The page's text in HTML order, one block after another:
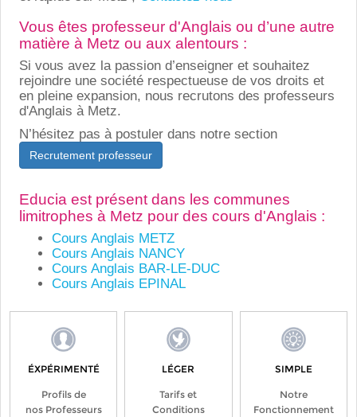
Vous êtes professeur d'Anglais ou d’une autre
matière à Metz ou aux alentours :
Si vous avez la passion d’enseigner et souhaitez
rejoindre une société respectueuse de vos droits et
en pleine expansion, nous recrutons des professeurs
d'Anglais à Metz.
N’hésitez pas à postuler dans notre section
Recrutement professeur
Educia est présent dans les communes
limitrophes à Metz pour des cours d'Anglais :
Cours Anglais METZ
Cours Anglais NANCY
Cours Anglais BAR-LE-DUC
Cours Anglais EPINAL
ÉXPÉRIMENTÉ
Profils de
nos Professeurs
LÉGER
Tarifs et
Conditions
SIMPLE
Notre
Fonctionnement